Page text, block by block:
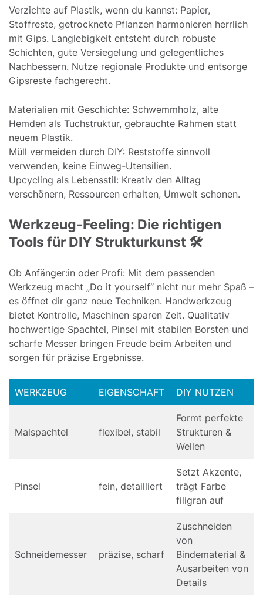
Verzichte auf Plastik, wenn du kannst: Papier,
Stoffreste, getrocknete Pflanzen harmonieren herrlich
mit Gips. Langlebigkeit entsteht durch robuste
Schichten, gute Versiegelung und gelegentliches
Nachbessern. Nutze regionale Produkte und entsorge
Gipsreste fachgerecht.
Materialien mit Geschichte: Schwemmholz, alte
Hemden als Tuchstruktur, gebrauchte Rahmen statt
neuem Plastik.
Müll vermeiden durch DIY: Reststoffe sinnvoll
verwenden, keine Einweg-Utensilien.
Upcycling als Lebensstil: Kreativ den Alltag
verschönern, Ressourcen erhalten, Umwelt schonen.
Werkzeug-Feeling: Die richtigen
Tools für DIY Strukturkunst 🛠️
Ob Anfänger:in oder Profi: Mit dem passenden
Werkzeug macht „Do it yourself“ nicht nur mehr Spaß –
es öffnet dir ganz neue Techniken. Handwerkzeug
bietet Kontrolle, Maschinen sparen Zeit. Qualitativ
hochwertige Spachtel, Pinsel mit stabilen Borsten und
scharfe Messer bringen Freude beim Arbeiten und
sorgen für präzise Ergebnisse.
WERKZEUG EIGENSCHAFT DIY NUTZEN
Malspachtel flexibel, stabil
Formt perfekte
Strukturen &
Wellen
Pinsel fein, detailliert
Setzt Akzente,
trägt Farbe
filigran auf
Schneidemesser präzise, scharf
Zuschneiden
von
Bindematerial &
Ausarbeiten von
Details